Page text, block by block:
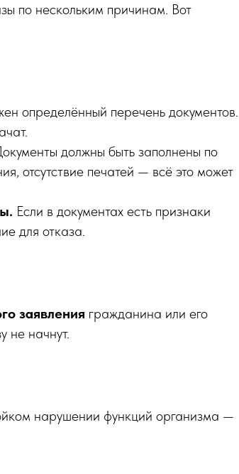
по нескольким причинам. Вот
определённый перечень документов.
должны быть заполнены по
отсутствие печатей — всё это может
Если в документах есть признаки
для отказа.
заявления гражданина или его
не начнут.
нарушении функций организма —